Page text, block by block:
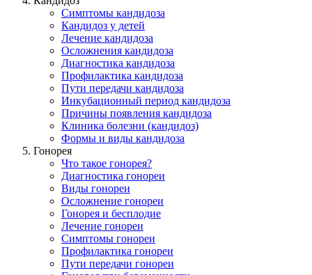
Симптомы кандидоза
Кандидоз у детей
Лечение кандидоза
Осложнения кандидоза
Диагностика кандидоза
Профилактика кандидоза
Пути передачи кандидоза
Инкубационный период кандидоза
Причины появления кандидоза
Клиника болезни (кандидоз)
Формы и виды кандидоза
Гонорея
Что такое гонорея?
Диагностика гонореи
Виды гонореи
Осложнение гонореи
Гонорея и бесплодие
Лечение гонореи
Симптомы гонореи
Профилактика гонореи
Пути передачи гонореи